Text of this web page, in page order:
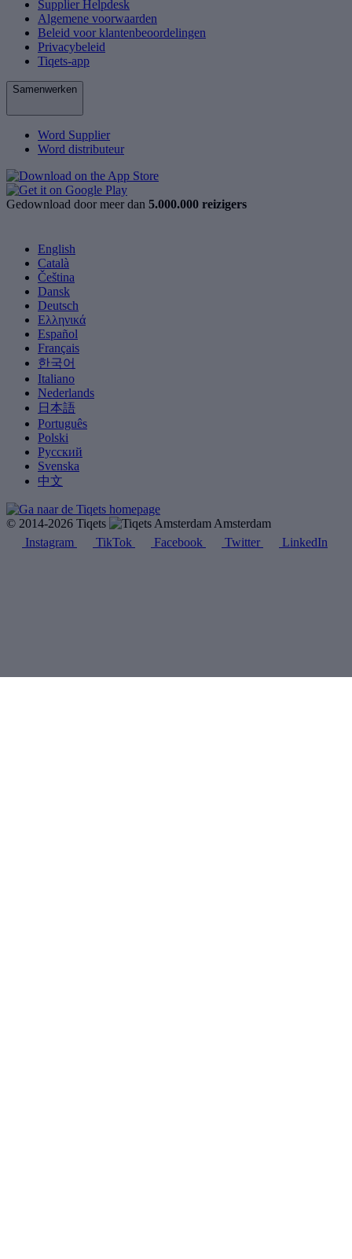
Supplier Helpdesk
Algemene voorwaarden
Beleid voor klantenbeoordelingen
Privacybeleid
Tiqets-app
Samenwerken
Word Supplier
Word distributeur
Gedownload door meer dan 5.000.000 reizigers
English
Català
Čeština
Dansk
Deutsch
Ελληνικά
Español
Français
한국어
Italiano
Nederlands
日本語
Português
Polski
Русский
Svenska
中文
© 2014-2026 Tiqets
Amsterdam
Instagram
TikTok Facebook Twitter LinkedIn